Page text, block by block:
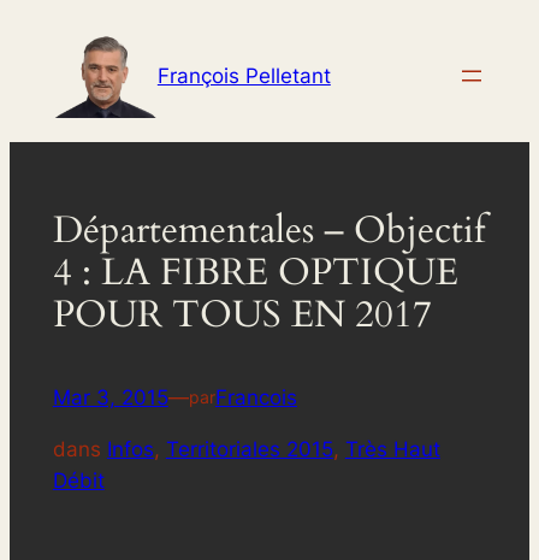
contenu
François Pelletant
Départementales – Objectif
4 : LA FIBRE OPTIQUE
POUR TOUS EN 2017
Mar 3, 2015—parFrancois
dans Infos, Territoriales 2015, Très Haut
Débit